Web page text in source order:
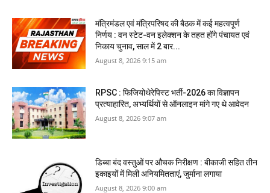
मंत्रिमंडल एवं मंत्रिपरिषद की बैठक में कई महत्वपूर्ण
निर्णय : वन स्टेट-वन इलेक्शन के तहत होंगे पंचायत एवं
निकाय चुनाव, साल में 2 बार...
August 8, 2026 9:15 am
RPSC : फिजियोथेरेपिस्ट भर्ती-2026 का विज्ञापन
प्रत्याहारित, अभ्‍यर्थियों से ऑनलाइन मांगे गए थे आवेदन
August 8, 2026 9:07 am
डिब्बा बंद वस्तुओं पर औचक निरीक्षण : बीकाजी सहित तीन
इकाइयों में मिली अनियमितताएं, जुर्माना लगाया
August 8, 2026 9:00 am